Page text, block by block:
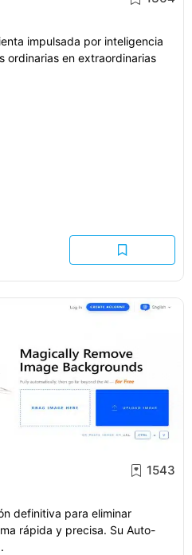
impulsada por inteligencia
ordinarias en extraordinarias
1543
definitiva para eliminar
rápida y precisa. Su Auto-